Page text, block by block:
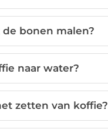
bonen malen?
naar water?
zetten van koffie?